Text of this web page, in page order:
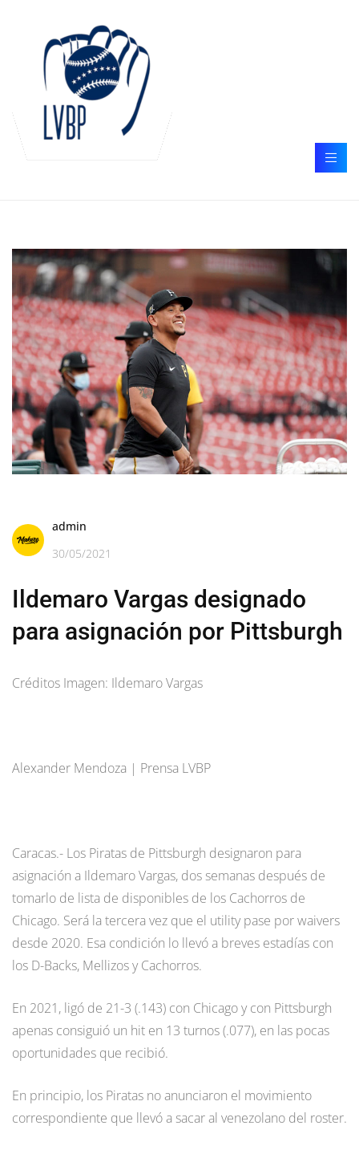
admin
30/05/2021
Ildemaro Vargas designado
para asignación por Pittsburgh
Créditos Imagen: Ildemaro Vargas
Alexander Mendoza | Prensa LVBP
Caracas.- Los Piratas de Pittsburgh designaron para
asignación a Ildemaro Vargas, dos semanas después de
tomarlo de lista de disponibles de los Cachorros de
Chicago. Será la tercera vez que el utility pase por waivers
desde 2020. Esa condición lo llevó a breves estadías con
los D-Backs, Mellizos y Cachorros.
En 2021, ligó de 21-3 (.143) con Chicago y con Pittsburgh
apenas consiguió un hit en 13 turnos (.077), en las pocas
oportunidades que recibió.
En principio, los Piratas no anunciaron el movimiento
correspondiente que llevó a sacar al venezolano del roster.